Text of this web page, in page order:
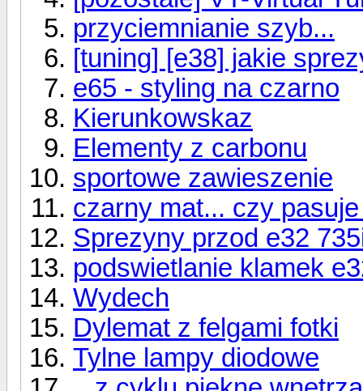
przyciemnianie szyb...
[tuning] [e38] jakie
e65 - styling na czarno
Kierunkowskaz
Elementy z carbonu
sportowe zawieszenie
czarny mat... czy
Sprezyny przod e32
podswietlanie klamek
Wydech
Dylemat z felgami fotki
Tylne lampy diodowe